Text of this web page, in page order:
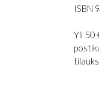
ISBN
Yli 50